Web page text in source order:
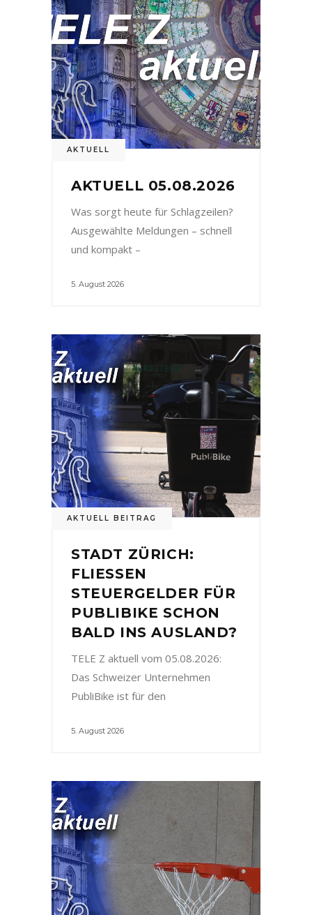
AKTUELL
AKTUELL 05.08.2026
Was sorgt heute für Schlagzeilen?
Ausgewählte Meldungen – schnell
und kompakt –
5. August 2026
AKTUELL BEITRAG
STADT ZÜRICH:
FLIESSEN
STEUERGELDER FÜR
PUBLIBIKE SCHON
BALD INS AUSLAND?
TELE Z aktuell vom 05.08.2026:
Das Schweizer Unternehmen
PubliBike ist für den
5. August 2026